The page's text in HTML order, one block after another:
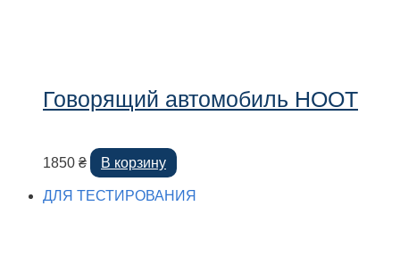
Говорящий автомобиль HOOT
1850 ₴ В корзину
ДЛЯ ТЕСТИРОВАНИЯ